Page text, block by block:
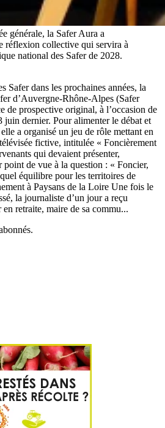
générale, la Safer Aura a
réflexion collective qui servira à
national des Safer de 2028.
Safer dans les prochaines années, la
d’Auvergne-Rhône-Alpes (Safer
de prospective original, à l’occasion de
juin dernier. Pour alimenter le débat et
a organisé un jeu de rôle mettant en
fictive, intitulée « Foncièrement
qui devaient présenter,
point de vue à la question : « Foncier,
équilibre pour les territoires de
à Paysans de la Loire Une fois le
la journaliste d’un jour a reçu
retraite, maire de sa commu...